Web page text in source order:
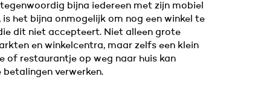
bijna iedereen met zijn mobiel
is het bijna onmogelijk om nog een winkel te
dit niet accepteert. Niet alleen grote
en winkelcentra, maar zelfs een klein
of restaurantje op weg naar huis kan
betalingen verwerken.